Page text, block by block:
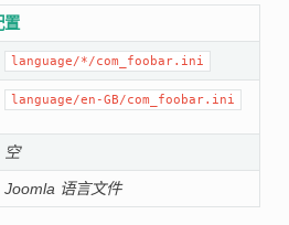
置
language/*/com_foobar.ini
language/en-GB/com_foobar.ini
空
Joomla 语言文件